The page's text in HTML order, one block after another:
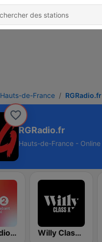
Hauts-de-France RGRadio.fr
RGRadio.fr
Hauts-de-France - Online
VRT Radio 2 Vlaams-Brabant Willy Class X